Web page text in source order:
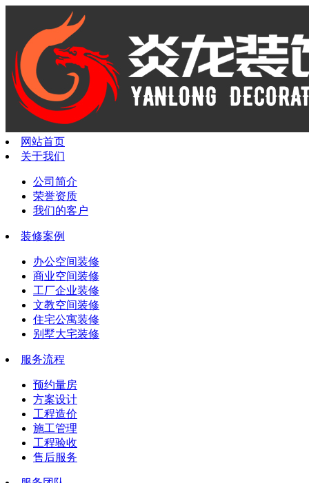
网站首页
关于我们
公司简介
荣誉资质
我们的客户
装修案例
办公空间装修
商业空间装修
工厂企业装修
文教空间装修
住宅公寓装修
别墅大宅装修
服务流程
预约量房
方案设计
工程造价
施工管理
工程验收
售后服务